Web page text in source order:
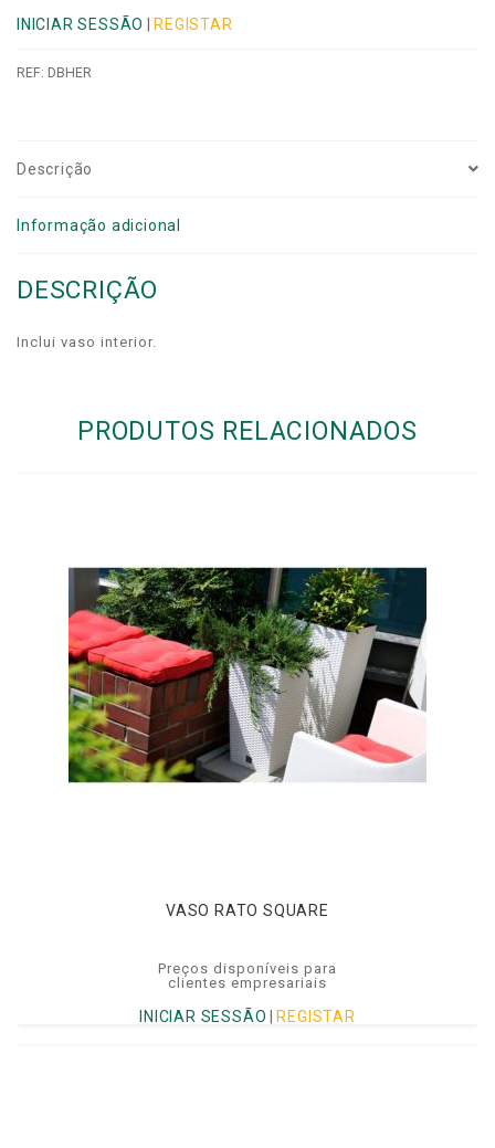
INICIAR SESSÃO REGISTAR
REF: DBHER
Descrição
Informação adicional
DESCRIÇÃO
Inclui vaso interior.
PRODUTOS RELACIONADOS
VASO RATO SQUARE
Preços disponíveis para
clientes empresariais
INICIAR SESSÃO REGISTAR